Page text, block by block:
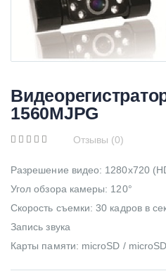
1560MJPG
Отзывы (0)
Разрешение видео: 1280x720
Угол обзора камеры: 120°
Скорость съемки: 30 кадров в
Запись звука
Карты памяти: microSD /